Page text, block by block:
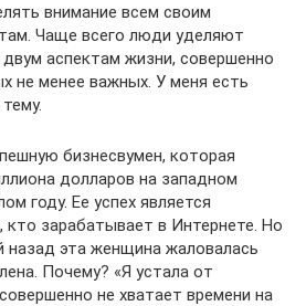
внимание всем своим
Чаще всего люди уделяют
аспектам жизни, совершенно
не менее важных. У меня есть
бизнесвумен, которая
долларов на западном
году. Ее успех является
кто зарабатывает в Интернете. Но
назад эта женщина жаловалась
Почему? «Я устала от
не хватает времени на